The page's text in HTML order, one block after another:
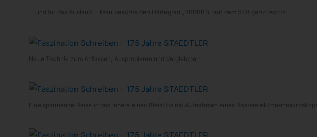
… und für das Aus­land. – Man beachte den Här­te­grad „BBBBBB“ auf dem Stift ganz rechts.
Neue Tech­nik zum Anfas­sen, Aus­pro­bie­ren und Vergleichen
Eine span­nende Reise in das Innere eines Blei­stifts mit Auf­nah­men eines Rasterelektronenmikroskops